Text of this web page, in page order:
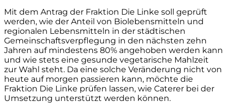
Mit dem Antrag der Fraktion Die Linke soll geprüft
werden, wie der Anteil von Biolebensmitteln und
regionalen Lebensmitteln in der städtischen
Gemeinschaftsverpflegung in den nächsten zehn
Jahren auf mindestens 80% angehoben werden kann
und wie stets eine gesunde vegetarische Mahlzeit
zur Wahl steht. Da eine solche Veränderung nicht von
heute auf morgen passieren kann, möchte die
Fraktion Die Linke prüfen lassen, wie Caterer bei der
Umsetzung unterstützt werden können.